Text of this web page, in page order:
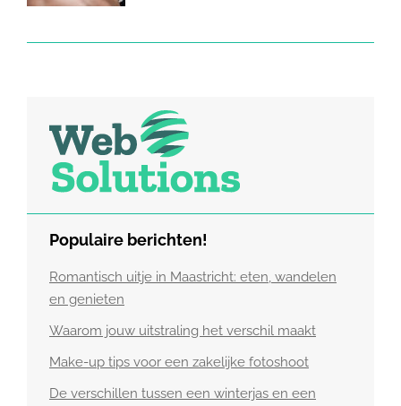
Populaire berichten!
Romantisch uitje in Maastricht: eten, wandelen
en genieten
Waarom jouw uitstraling het verschil maakt
Make-up tips voor een zakelijke fotoshoot
De verschillen tussen een winterjas en een